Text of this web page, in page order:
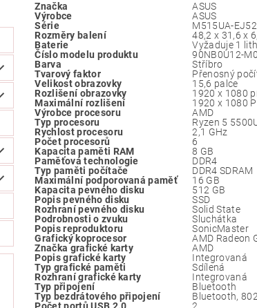
Značka
‎ASUS
Výrobce
‎ASUS
Série
‎M515UA-
Rozměry balení
‎48,2 x 31,6 x
Baterie
Vyžaduje 1
Číslo modelu produktu
‎90NB0U12-
Barva
‎Stříbro
Tvarový faktor
Přenosný
Velikost obrazovky
‎15,6 palce
Rozlišení obrazovky
‎1920 x 1080
Maximální rozlišení
‎1920 x 1080
Výrobce procesoru
‎AMD
Typ procesoru
‎Ryzen 5
Rychlost procesoru
‎2,1 GHz
Počet procesorů
‎6
Kapacita paměti RAM
‎8 GB
Paměťová technologie
‎DDR4
Typ paměti počítače
‎DDR4 SDRAM
Maximální podporovaná paměť
‎16 GB
Kapacita pevného disku
‎512 GB
Popis pevného disku
‎SSD
Rozhraní pevného disku
‎Solid State
Podrobnosti o zvuku
Sluchátka
Popis reproduktoru
‎SonicMaster
Grafický koprocesor
‎AMD Radeon
Značka grafické karty
‎AMD
Popis grafické karty
‎Integrovaná
Typ grafické paměti
‎Sdílená
Rozhraní grafické karty
‎Integrovaná
Typ připojení
‎Bluetooth
Typ bezdrátového připojení
‎Bluetooth,